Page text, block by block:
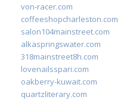
von-racer.com
coffeeshopcharleston.com
salon104mainstreet.com
alkaspringswater.com
318mainstreet8h.com
lovenailsspari.com
oakberry-kuwait.com
quartzliterary.com